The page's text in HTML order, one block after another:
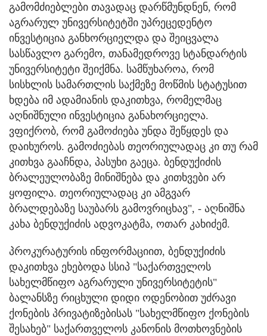
გამომძიებლები თავადაც დარწმუნდნენ, რომ
აგრარულ უნივერსიტეტში უპრეცედენტო
ინვესტიცია განხორციელდა და შეიცვალა
სასწავლო გარემო, თანამედროვე სტანდარტის
უნივერსიტეტი შეიქმნა. სამწუხაროა, რომ
სისხლის სამართლის საქმეზე მოწმის სტატუსით
ხდება იმ ადამიანის დაკითხვა, რომელმაც
აღნიშნული ინვესტიცია განახორციელა.
ვფიქრობ, რომ გამოძიება უნდა შეწყდეს და
დაიხუროს. გამოძიებას თეორიულადაც კი თუ რამ
კითხვა გააჩნდა, პასუხი გაეცა. ბენდუქიძის
ბრალეულობაზე მინიშნება და კითხვები არ
ყოფილა. თეორიულადაც კი ამგვარ
ბრალდებაზე საუბარს გამოვრიცხავ", - აღნიშნა
კახა ბენდუქიძის ადვოკატმა, ოთარ კახიძემ.
პროკურატურის ინფორმაციით, ბენდუქიძის
დაკითხვა ეხებოდა სსიპ "საქართველოს
სახელმწიფო აგრარული უნივერსიტეტის"
ბალანსზე რიცხული დიდი ოდენობით უძრავი
ქონების პრივატიზებისას "სახელმწიფო ქონების
შესახებ" საქართველოს კანონის მოთხოვნების